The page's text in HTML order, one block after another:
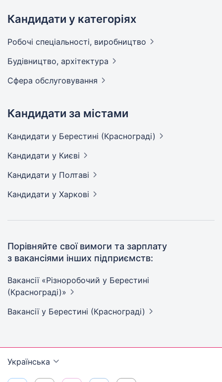
Кандидати у категоріях
Робочі спеціальності, виробництво
Будівництво, архітектура
Сфера обслуговування
Кандидати за містами
Кандидати у Берестині (Краснограді)
Кандидати у Києві
Кандидати у Полтаві
Кандидати у Харкові
Порівняйте свої вимоги та зарплату
з вакансіями інших підприємств:
Вакансії «Різноробочий у Берестині
(Краснограді)»
Вакансії у Берестині (Краснограді)
Українська